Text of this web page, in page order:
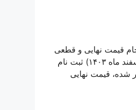
قیمت نهایی و قطعی
هیوندای توسان L مدل ۲۰۲۵ را برای متقاضیانی که در دور هفتم سامانه یکپارچه (اسفند ماه ۱۴۰۳) ثبت نام
شده، قیمت نهایی